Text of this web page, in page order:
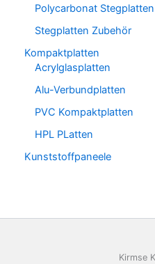
Polycarbonat Stegplatten
Stegplatten Zubehör
Kompaktplatten
Acrylglasplatten
Alu-Verbundplatten
PVC Kompaktplatten
HPL PLatten
Kunststoffpaneele
Kirmse